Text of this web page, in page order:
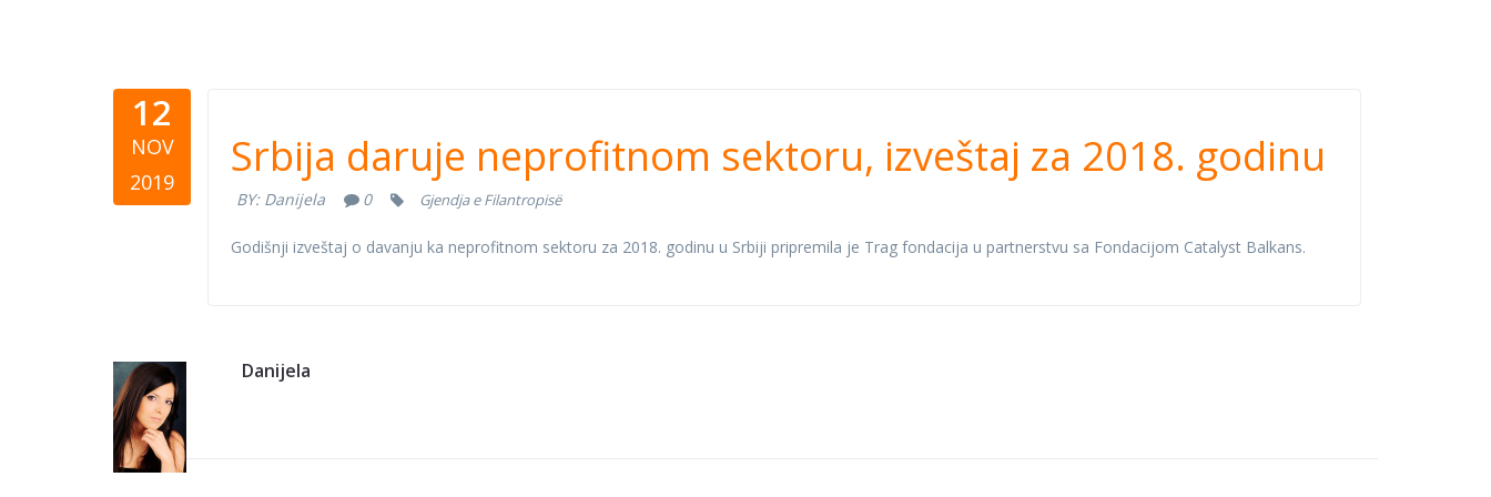
12
NOV
2019
Srbija daruje neprofitnom sektoru, izveštaj
za 2018. godinu
Srbija daruje neprofitnom sektoru, izveštaj za 2018. godinu
BY: Danijela 0 Gjendja e Filantropisë
Godišnji izveštaj o davanju ka neprofitnom sektoru za 2018. godinu u Srbiji pripremila je Trag fondacija u partnerstvu sa Fondacijom Catalyst Balkans.
Danijela